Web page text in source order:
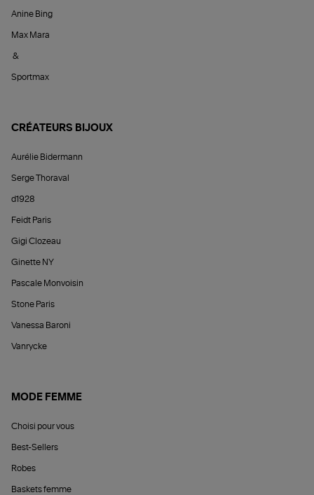
Anine Bing
Max Mara
&
Sportmax
CRÉATEURS BIJOUX
Aurélie Bidermann
Serge Thoraval
d1928
Feidt Paris
Gigi Clozeau
Ginette NY
Pascale Monvoisin
Stone Paris
Vanessa Baroni
Vanrycke
MODE FEMME
Choisi pour vous
Best-Sellers
Robes
Baskets femme